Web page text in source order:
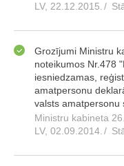
LV, 22.12.2015. /
Grozījumi Ministru
noteikumos Nr.478
iesniedzamas,
amatpersonu
valsts amatpersonu
Ministru kabineta
LV, 02.09.2014. /